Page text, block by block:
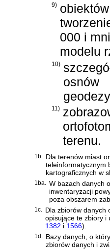
9)
000 i
modelu
10)
osnów
11)
terenu.
1b.
Dla terenów miast
teleinformatycznym
kartograficznych w
1ba.
W bazach danych
inwentaryzacji
poza obszarem
1c.
Dla zbiorów danych
opisujące te zbiory i
1382 i 1566)
1d.
Bazy danych, o
zbiorów danych i